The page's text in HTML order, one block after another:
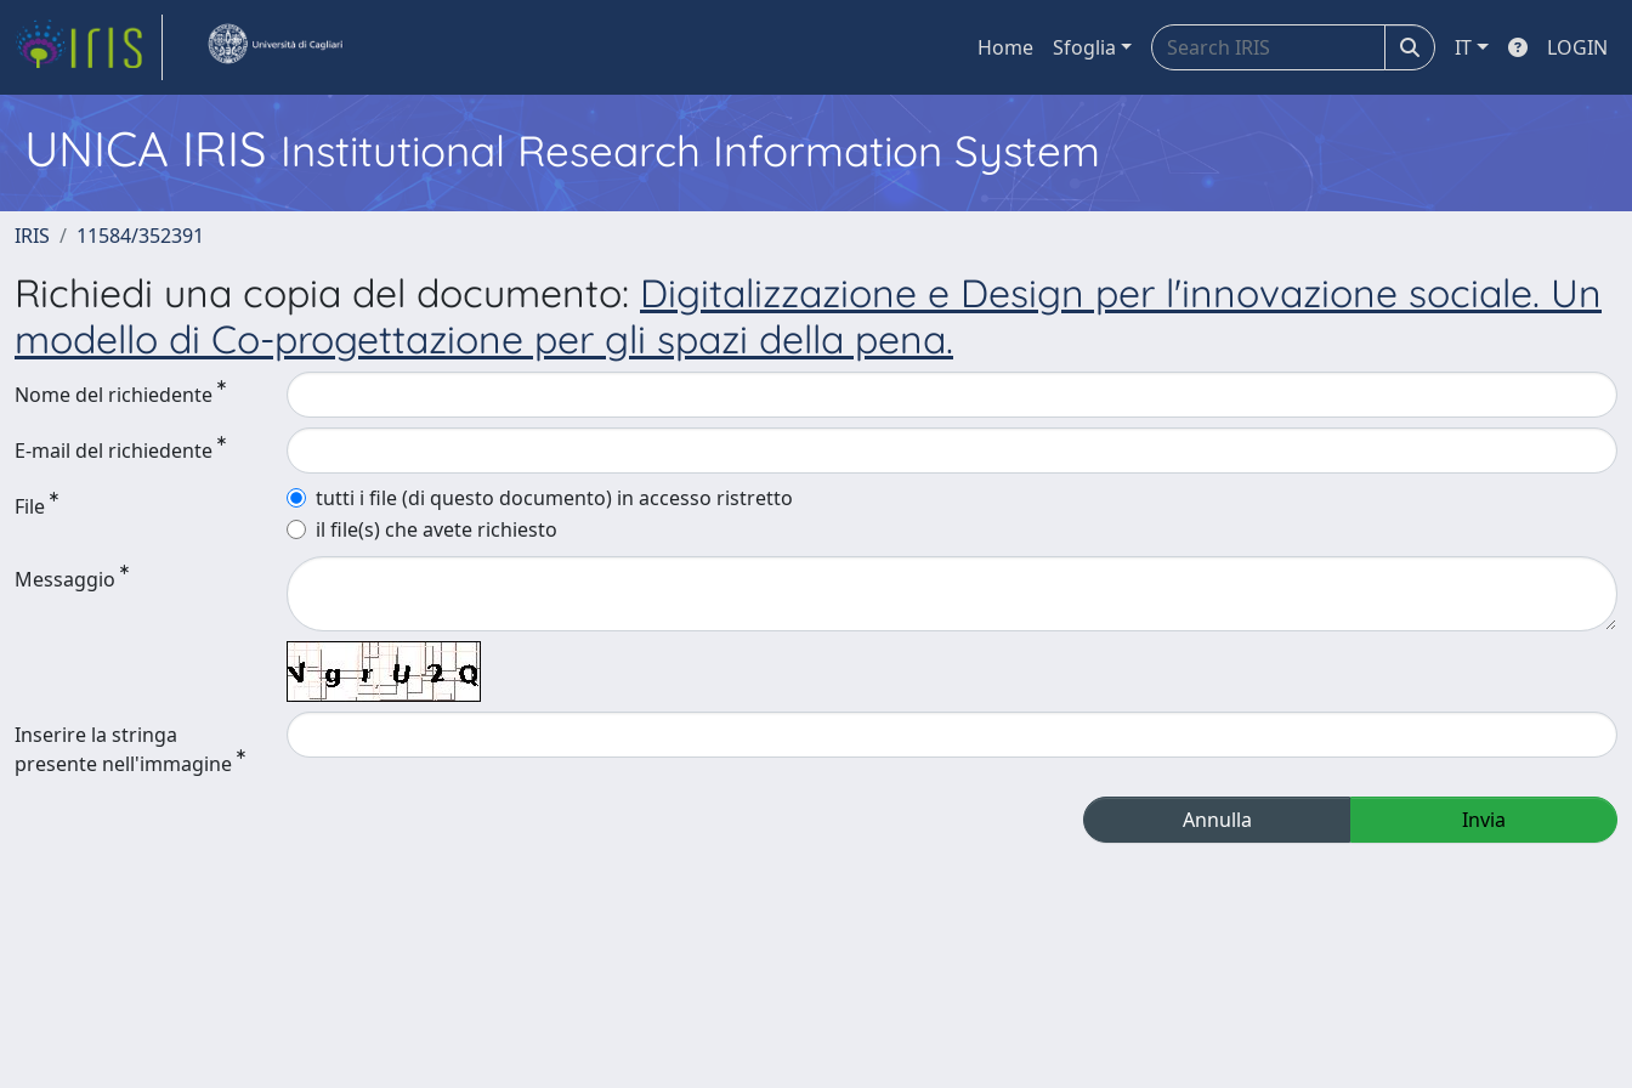
Home Sfoglia IT LOGIN
UNICA IRISInstitutional Research Information System
IRIS 11584/352391
Richiedi una copia del documento: Digitalizzazione e Design per l'innovazione sociale. Un
modello di Co-progettazione per gli spazi della pena.
Nome del richiedente
E-mail del richiedente
File
tutti i file (di questo documento) in accesso ristretto
il file(s) che avete richiesto
Messaggio
Inserire la stringa
presente nell'immagine
Annulla Invia